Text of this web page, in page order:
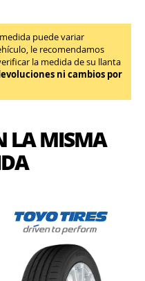
puede variar
le recomendamos
la medida de su llanta
ni cambios por
LA MISMA